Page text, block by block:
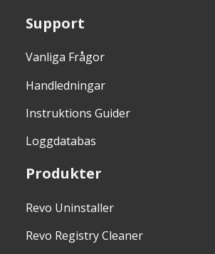
Support
Vanliga Frågor
Handledningar
Instruktions Guider
Loggdatabas
Produkter
Revo Uninstaller
Revo Registry Cleaner